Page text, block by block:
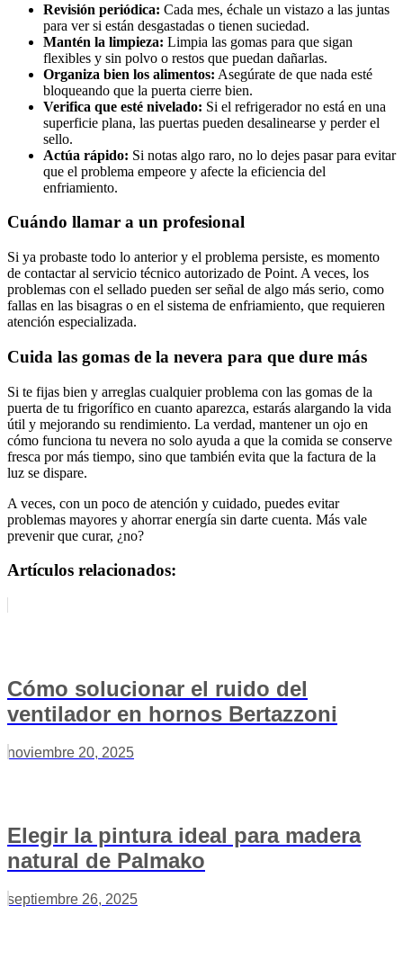
Revisión periódica: Cada mes, échale un vistazo a las juntas
para ver si están desgastadas o tienen suciedad.
Mantén la limpieza: Limpia las gomas para que sigan
flexibles y sin polvo o restos que puedan dañarlas.
Organiza bien los alimentos: Asegúrate de que nada esté
bloqueando que la puerta cierre bien.
Verifica que esté nivelado: Si el refrigerador no está en una
superficie plana, las puertas pueden desalinearse y perder el
sello.
Actúa rápido: Si notas algo raro, no lo dejes pasar para evitar
que el problema empeore y afecte la eficiencia del
enfriamiento.
Cuándo llamar a un profesional
Si ya probaste todo lo anterior y el problema persiste, es momento
de contactar al servicio técnico autorizado de Point. A veces, los
problemas con el sellado pueden ser señal de algo más serio, como
fallas en las bisagras o en el sistema de enfriamiento, que requieren
atención especializada.
Cuida las gomas de la nevera para que dure más
Si te fijas bien y arreglas cualquier problema con las gomas de la
puerta de tu frigorífico en cuanto aparezca, estarás alargando la vida
útil y mejorando su rendimiento. La verdad, mantener un ojo en
cómo funciona tu nevera no solo ayuda a que la comida se conserve
fresca por más tiempo, sino que también evita que la factura de la
luz se dispare.
A veces, con un poco de atención y cuidado, puedes evitar
problemas mayores y ahorrar energía sin darte cuenta. Más vale
prevenir que curar, ¿no?
Artículos relacionados:
Cómo solucionar el ruido del
ventilador en hornos Bertazzoni
noviembre 20, 2025
Elegir la pintura ideal para madera
natural de Palmako
septiembre 26, 2025